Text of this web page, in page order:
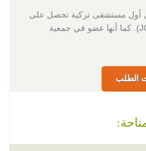
أول مستشفى تركية تحصل على
اعتماد اللجنة الدولية المشتركة (JCI). كما أنها عضو في جمعية
الطلب